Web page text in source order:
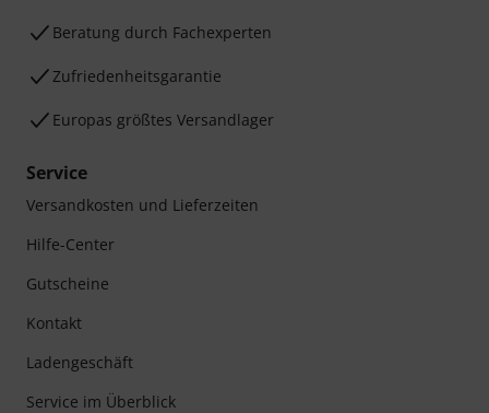
Beratung durch Fachexperten
Zufriedenheitsgarantie
Europas größtes Versandlager
Service
Versandkosten und Lieferzeiten
Hilfe-Center
Gutscheine
Kontakt
Ladengeschäft
Service im Überblick